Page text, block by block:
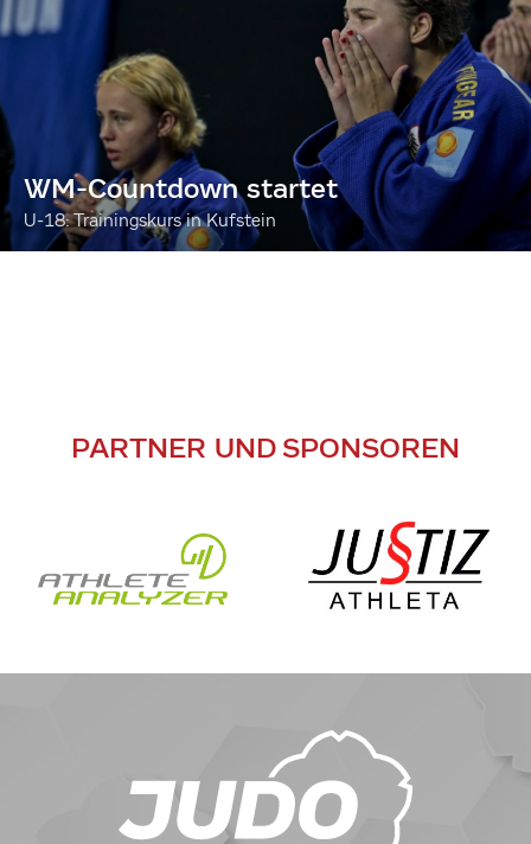
WM-Countdown startet
U-18: Trainingskurs in Kufstein
PARTNER UND SPONSOREN